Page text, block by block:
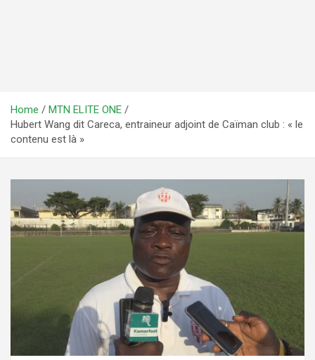
Home
MTN ELITE ONE
Hubert Wang dit Careca, entraineur adjoint de Caïman club : « le
contenu est là »